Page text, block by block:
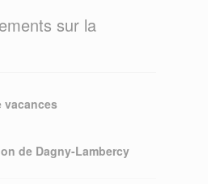
sur la
vacances
de Dagny-Lambercy